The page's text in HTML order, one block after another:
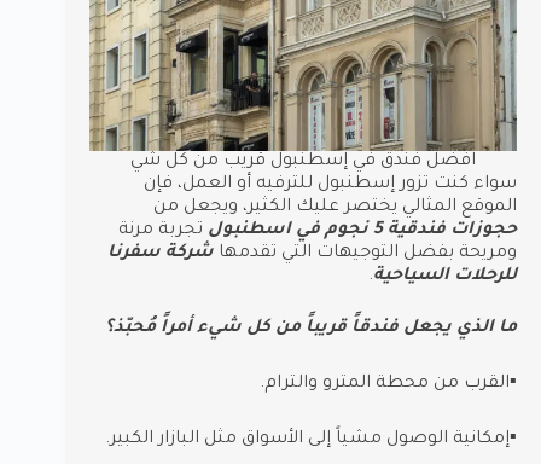
افضل فندق في إسطنبول قريب من كل شي
سواء كنت تزور إسطنبول للترفيه أو العمل، فإن
الموقع المثالي يختصر عليك الكثير، ويجعل من
حجوزات فندقية 5 نجوم في اسطنبول
تجربة مرنة
ومريحة بفضل التوجيهات التي تقدمها شركة سفرنا
للرحلات السياحية.
ما الذي يجعل فندقاً قريباً من كل شيء أمراً مُحبّذ؟
▪︎القرب من محطة المترو والترام.
▪︎إمكانية الوصول مشياً إلى الأسواق مثل البازار الكبير.